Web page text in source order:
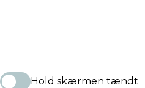
Hold skærmen tændt